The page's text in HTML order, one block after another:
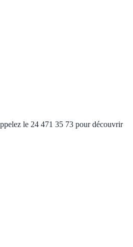
le 24 471 35 73 pour découvrir